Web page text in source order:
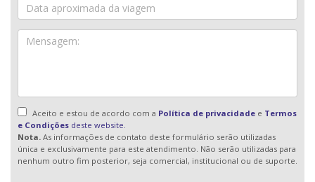
Aceito e estou de acordo com a Política de privacidadee Termos
e Condições deste website.
Nota. As informações de contato deste formulário serão utilizadas
única e exclusivamente para este atendimento. Não serão utilizadas para
nenhum outro fim posterior, seja comercial, institucional ou de suporte.